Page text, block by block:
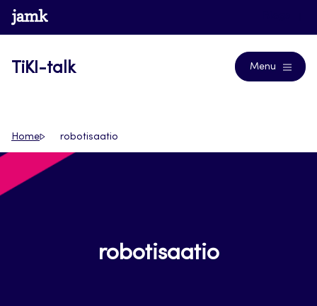
Siirry
suoraan
www.jamk.fi
TiKI-talk Menu
Home robotisaatio
robotisaatio